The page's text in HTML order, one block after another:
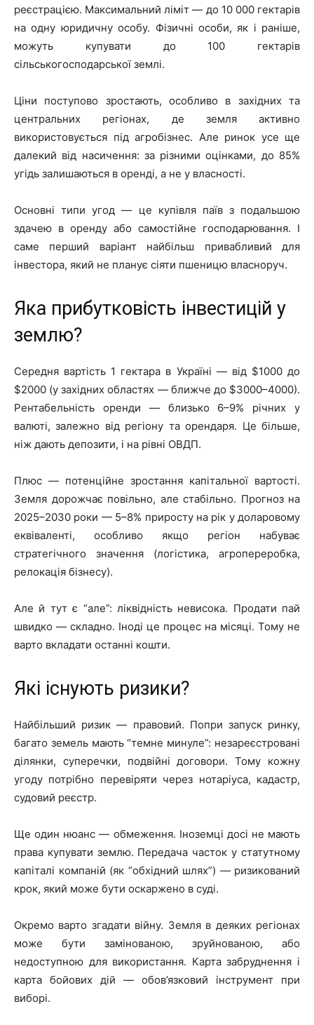
реєстрацією. Максимальний ліміт — до 10 000 гектарів
на одну юридичну особу. Фізичні особи, як і раніше,
можуть купувати до 100 гектарів
сільськогосподарської землі.
Ціни поступово зростають, особливо в західних та
центральних регіонах, де земля активно
використовується під агробізнес. Але ринок усе ще
далекий від насичення: за різними оцінками, до 85%
угідь залишаються в оренді, а не у власності.
Основні типи угод — це купівля паїв з подальшою
здачею в оренду або самостійне господарювання. І
саме перший варіант найбільш привабливий для
інвестора, який не планує сіяти пшеницю власноруч.
Яка прибутковість інвестицій у
землю?
Середня вартість 1 гектара в Україні — від $1000 до
$2000 (у західних областях — ближче до $3000–4000).
Рентабельність оренди — близько 6–9% річних у
валюті, залежно від регіону та орендаря. Це більше,
ніж дають депозити, і на рівні ОВДП.
Плюс — потенційне зростання капітальної вартості.
Земля дорожчає повільно, але стабільно. Прогноз на
2025–2030 роки — 5–8% приросту на рік у доларовому
еквіваленті, особливо якщо регіон набуває
стратегічного значення (логістика, агропереробка,
релокація бізнесу).
Але й тут є “але”: ліквідність невисока. Продати пай
швидко — складно. Іноді це процес на місяці. Тому не
варто вкладати останні кошти.
Які існують ризики?
Найбільший ризик — правовий. Попри запуск ринку,
багато земель мають “темне минуле”: незареєстровані
ділянки, суперечки, подвійні договори. Тому кожну
угоду потрібно перевіряти через нотаріуса, кадастр,
судовий реєстр.
Ще один нюанс — обмеження. Іноземці досі не мають
права купувати землю. Передача часток у статутному
капіталі компаній (як “обхідний шлях”) — ризикований
крок, який може бути оскаржено в суді.
Окремо варто згадати війну. Земля в деяких регіонах
може бути замінованою, зруйнованою, або
недоступною для використання. Карта забруднення і
карта бойових дій — обов’язковий інструмент при
виборі.